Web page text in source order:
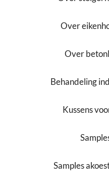
Over
Over
Behandeling
Kussens
Samples